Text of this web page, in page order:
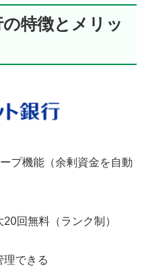
特徴とメリッ
プ機能（余剰資金を自動
回無料（ランク制）
理できる